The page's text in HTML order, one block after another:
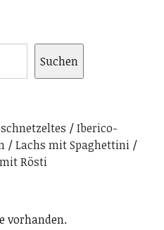
Suchen
Iberico-
Lachs mit Spaghettini
Rösti
vorhanden.